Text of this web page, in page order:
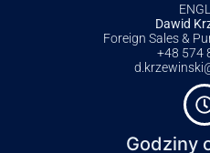
Dawid
Foreign Sales &
+48 574
Godziny